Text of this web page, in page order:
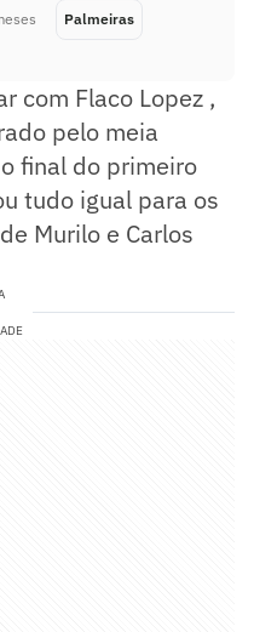
Palmeiras
com Flaco Lopez ,
pelo meia
final do primeiro
tudo igual para os
Murilo e Carlos